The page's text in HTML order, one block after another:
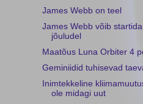
James Webb on teel
James Webb võib startida
jõuludel
Maatõus Luna Orbiter 4
Geminiidid tuhisevad
Inimtekkeline
ole midagi uut